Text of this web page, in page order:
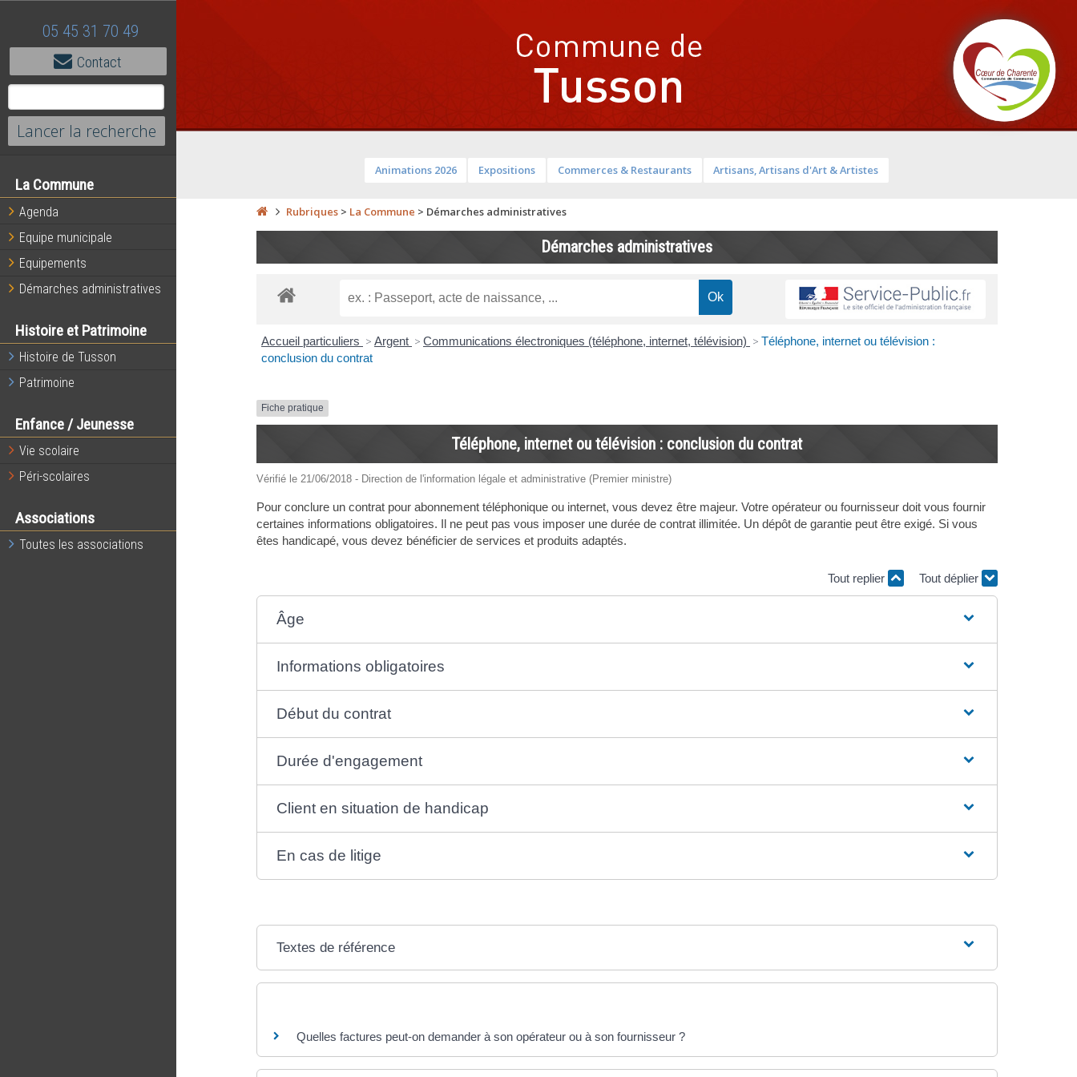
05 45 31 70 49
Contact
La Commune
Agenda
Equipe municipale
Equipements
Démarches administratives
Histoire et Patrimoine
Histoire de Tusson
Patrimoine
Enfance / Jeunesse
Vie scolaire
Péri-scolaires
Associations
Toutes les associations
Animations 2026 Expositions Commerces & Restaurants Artisans, Artisans d'Art & Artistes
Rubriques> La Commune > Démarches administratives
Démarches administratives
Accueil particuliers > Argent > Communications électroniques (téléphone, internet, télévision) > Téléphone, internet ou télévision :
conclusion du contrat
Fiche pratique
Téléphone, internet ou télévision : conclusion du contrat
Vérifié le 21/06/2018 - Direction de l'information légale et administrative (Premier ministre)
Pour conclure un contrat pour abonnement téléphonique ou internet, vous devez être majeur. Votre opérateur ou fournisseur doit vous fournir
certaines informations obligatoires. Il ne peut pas vous imposer une durée de contrat illimitée. Un dépôt de garantie peut être exigé. Si vous
êtes handicapé, vous devez bénéficier de services et produits adaptés.
Tout replier Tout déplier
Âge
Informations obligatoires
Début du contrat
Durée d'engagement
Client en situation de handicap
En cas de litige
Textes de référence
Quelles factures peut-on demander à son opérateur ou à son fournisseur ?